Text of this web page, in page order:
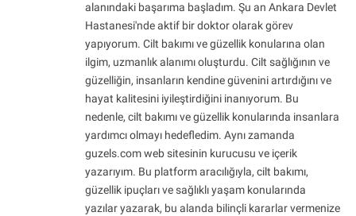
alanındaki başarıma başladım. Şu an Ankara Devlet
Hastanesi'nde aktif bir doktor olarak görev
yapıyorum. Cilt bakımı ve güzellik konularına olan
ilgim, uzmanlık alanımı oluşturdu. Cilt sağlığının ve
güzelliğin, insanların kendine güvenini artırdığını ve
hayat kalitesini iyileştirdiğini inanıyorum. Bu
nedenle, cilt bakımı ve güzellik konularında insanlara
yardımcı olmayı hedefledim. Aynı zamanda
guzels.com web sitesinin kurucusu ve içerik
yazarıyım. Bu platform aracılığıyla, cilt bakımı,
güzellik ipuçları ve sağlıklı yaşam konularında
yazılar yazarak, bu alanda bilinçli kararlar vermenize